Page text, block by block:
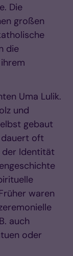
Die
großen
die
Uma Lulik.
und
gebaut
dauert oft
der Identität
waren
auch
oder